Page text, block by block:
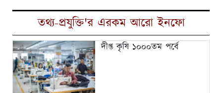
তথ্য-প্রযুক্তি'র এরকম আরো ইনফো
দীপ্ত কৃষি ১০০০তম পর্বে